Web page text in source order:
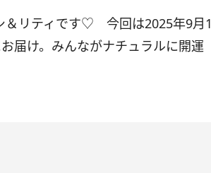
＆リティです♡ 今回は2025年9月1
届け。みんながナチュラルに開運